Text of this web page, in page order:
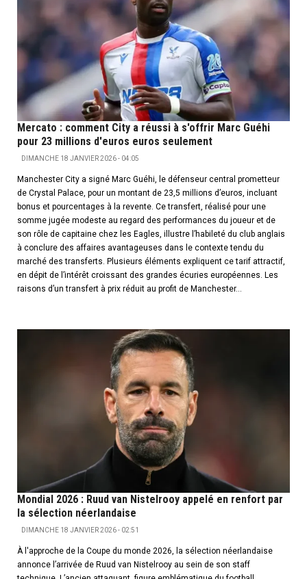
Mercato : comment City a réussi à s'offrir Marc Guéhi
pour 23 millions d'euros euros seulement
DIMANCHE 18 JANVIER 2026 - 04:05
Manchester City a signé Marc Guéhi, le défenseur central prometteur
de Crystal Palace, pour un montant de 23,5 millions d’euros, incluant
bonus et pourcentages à la revente. Ce transfert, réalisé pour une
somme jugée modeste au regard des performances du joueur et de
son rôle de capitaine chez les Eagles, illustre l’habileté du club anglais
à conclure des affaires avantageuses dans le contexte tendu du
marché des transferts. Plusieurs éléments expliquent ce tarif attractif,
en dépit de l’intérêt croissant des grandes écuries européennes. Les
raisons d’un transfert à prix réduit au profit de Manchester...
Mondial 2026 : Ruud van Nistelrooy appelé en renfort par
la sélection néerlandaise
DIMANCHE 18 JANVIER 2026 - 02:51
À l'approche de la Coupe du monde 2026, la sélection néerlandaise
annonce l’arrivée de Ruud van Nistelrooy au sein de son staff